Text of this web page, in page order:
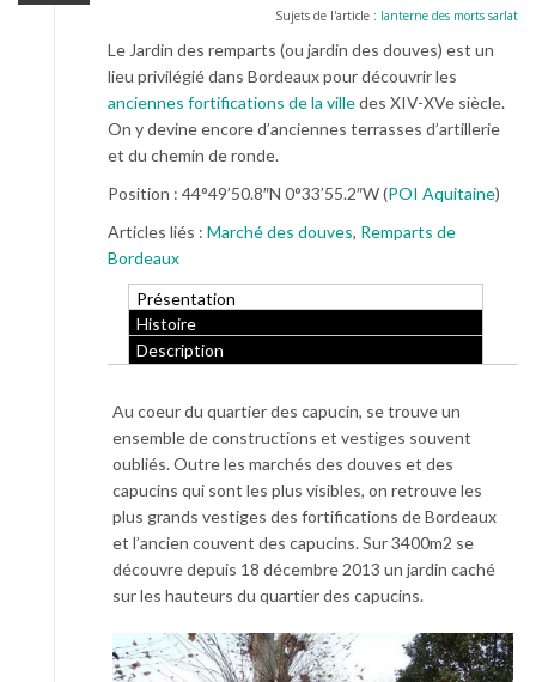
Sujets de l'article : lanterne des morts sarlat
Le Jardin des remparts (ou jardin des douves) est un
lieu privilégié dans Bordeaux pour découvrir les
anciennes fortifications de la villedes XIV-XVe siècle.
On y devine encore d’anciennes terrasses d’artillerie
et du chemin de ronde.
Position : 44°49’50.8″N 0°33’55.2″W (POI Aquitaine)
Articles liés : Marché des douves, Remparts de
Bordeaux
Présentation
Histoire
Description
Au coeur du quartier des capucin, se trouve un
ensemble de constructions et vestiges souvent
oubliés. Outre les marchés des douves et des
capucins qui sont les plus visibles, on retrouve les
plus grands vestiges des fortifications de Bordeaux
et l’ancien couvent des capucins. Sur 3400m2 se
découvre depuis 18 décembre 2013 un jardin caché
sur les hauteurs du quartier des capucins.